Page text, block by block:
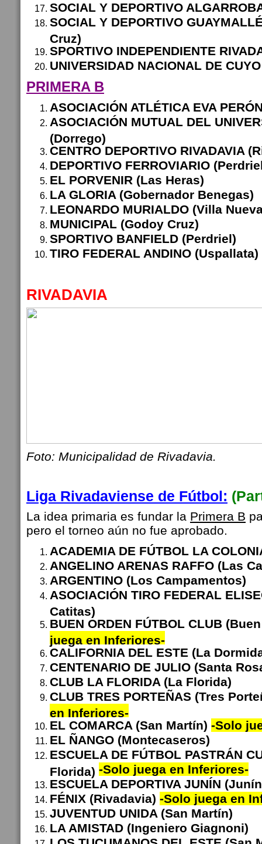
SOCIAL Y DEPORTIVO
SOCIAL Y DEPORTIVO
Cruz)
SPORTIVO INDEPENDIENTE
UNIVERSIDAD NACIONAL DE
PRIMERA B
ASOCIACIÓN ATLÉTICA EVA
ASOCIACIÓN MUTUAL DEL
(Dorrego)
CENTRO DEPORTIVO RIVADAVIA
DEPORTIVO FERROVIARIO
EL PORVENIR (Las Heras)
LA GLORIA (Gobernador Benegas)
LEONARDO MURIALDO (Villa
MUNICIPAL (Godoy Cruz)
SPORTIVO BANFIELD (Perdriel)
TIRO FEDERAL ANDINO (Uspallata)
RIVADAVIA
Foto: Municipalidad de Rivadavia.
Liga Rivadaviense de Fútbol:
La idea primaria es fundar la Primera B
pero el torneo aún no fue aprobado.
ACADEMIA DE FÚTBOL LA
ANGELINO ARENAS RAFFO (Las
ARGENTINO (Los Campamentos)
ASOCIACIÓN TIRO FEDERAL
Catitas)
BUEN ORDEN FÚTBOL CLUB
juega en Inferiores-
CALIFORNIA DEL ESTE (La
CENTENARIO DE JULIO (Santa
CLUB LA FLORIDA (La Florida)
CLUB TRES PORTEÑAS (Tres
en Inferiores-
EL COMARCA (San Martín) -Solo
EL ÑANGO (Montecaseros)
ESCUELA DE FÚTBOL PASTRÁN
Florida) -Solo juega en Inferiores-
ESCUELA DEPORTIVA JUNÍN
FÉNIX (Rivadavia) -Solo juega en
JUVENTUD UNIDA (San Martín)
LA AMISTAD (Ingeniero Giagnoni)